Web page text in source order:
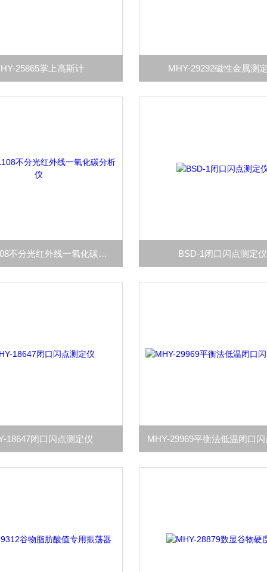
25865掌上高斯计 MHY-29292磁性金属测
MHY-01108不分光红外线一氧化碳分析仪 BSD-1闭口闪点测定仪
18647闭口闪点测定仪